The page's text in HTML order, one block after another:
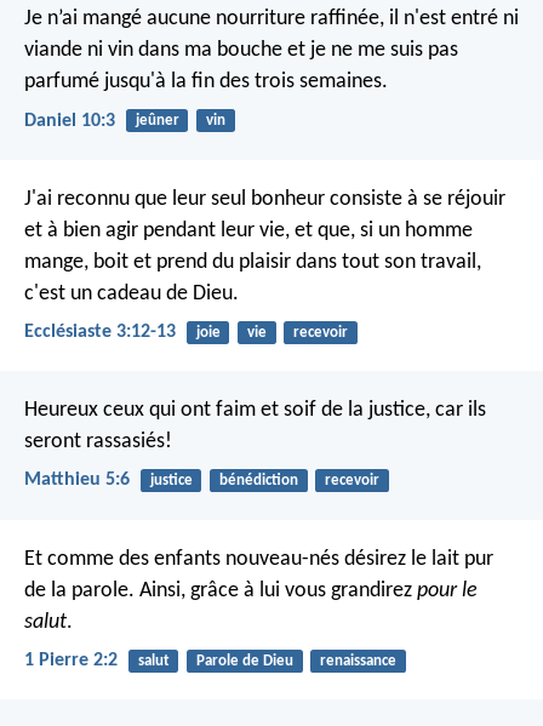
Je n’ai mangé aucune nourriture raffinée, il n'est entré ni
viande ni vin dans ma bouche et je ne me suis pas
parfumé jusqu'à la fin des trois semaines.
Daniel 10:3 jeûner vin
J'ai reconnu que leur seul bonheur consiste à se réjouir
et à bien agir pendant leur vie, et que, si un homme
mange, boit et prend du plaisir dans tout son travail,
c'est un cadeau de Dieu.
Ecclésiaste 3:12-13 joie vie recevoir
Heureux ceux qui ont faim et soif de la justice, car ils
seront rassasiés!
Matthieu 5:6 justice bénédiction recevoir
Et comme des enfants nouveau-nés désirez le lait pur
de la parole. Ainsi, grâce à lui vous grandirez pour le
salut.
1 Pierre 2:2 salut Parole de Dieu renaissance